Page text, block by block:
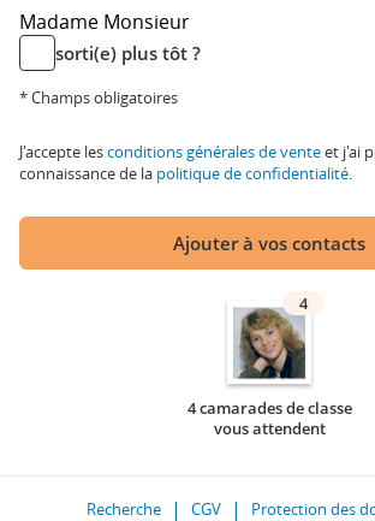
Madame Monsieur
sorti(e) plus tôt ?
* Champs obligatoires
J'accepte lesconditions générales de venteet j'ai
connaissance de la politique de confidentialité.
Ajouter à vos contacts
4
4 camarades de classe
vous attendent
Recherche CGV Protection des